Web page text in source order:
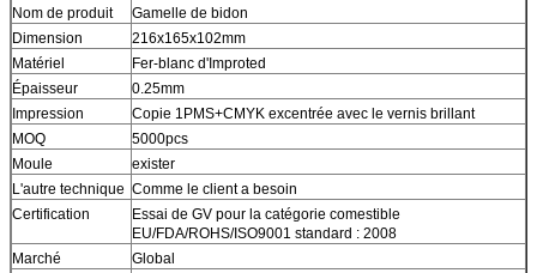
Nom de produit
Gamelle de bidon
Dimension
216x165x102mm
Matériel
Fer-blanc d'Improted
Épaisseur
0.25mm
Impression
Copie 1PMS+CMYK excentrée avec le vernis brillant
MOQ
5000pcs
Moule
exister
L'autre technique Comme le client a besoin
Certification
Essai de GV pour la catégorie comestible
EU/FDA/ROHS/ISO9001 standard : 2008
Marché
Global